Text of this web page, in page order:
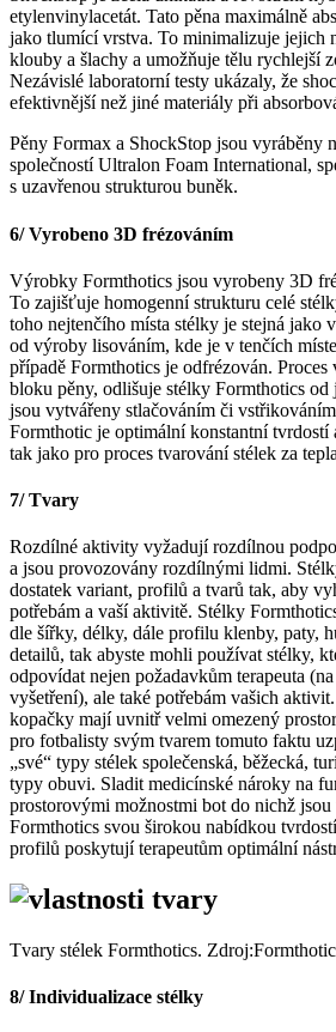
etylenvinylacetát. Tato pěna maximálně
jako tlumící vrstva. To minimalizuje jejich
klouby a šlachy a umožňuje tělu rychlejší
Nezávislé laboratorní testy ukázaly, že
efektivnější než jiné materiály při
Pěny Formax a ShockStop jsou vyráběny
společností Ultralon Foam International,
s uzavřenou strukturou buněk.
6/ Vyrobeno 3D frézováním
Výrobky Formthotics jsou vyrobeny 3D
To zajišťuje homogenní strukturu celé
toho nejtenčího místa stélky je stejná jako
od výroby lisováním, kde je v tenčích
případě Formthotics je odfrézován.
bloku pěny, odlišuje stélky Formthotics
jsou vytvářeny stlačováním či
Formthotic je optimální konstantní tvrdostí
tak jako pro proces tvarování stélek za
7/ Tvary
Rozdílné aktivity vyžadují rozdílnou
a jsou provozovány rozdílnými lidmi.
dostatek variant, profilů a tvarů tak, aby
potřebám a vaší aktivitě. Stélky
dle šířky, délky, dále profilu klenby, paty,
detailů, tak abyste mohli používat stélky,
odpovídat nejen požadavkům terapeuta
vyšetření), ale také potřebám vašich
kopačky mají uvnitř velmi omezený
pro fotbalisty svým tvarem tomuto faktu
„své“ typy stélek společenská, běžecká,
typy obuvi. Sladit medicínské nároky na
prostorovými možnostmi bot do nichž
Formthotics svou širokou nabídkou
profilů poskytují terapeutům optimální
Tvary stélek Formthotics.
8/ Individualizace stélky